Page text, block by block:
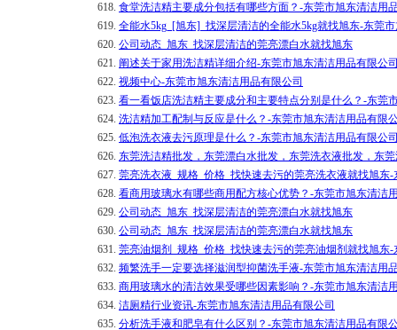
618. 食堂洗洁精主要成分包括有哪些方面？-东莞市旭东清洁用
619. 全能水5kg_[旭东]_找深层清洁的全能水5kg就找旭东-东莞
620. 公司动态_旭东_找深层清洁的莞亮漂白水就找旭东
621. 阐述关于家用洗洁精详细介绍-东莞市旭东清洁用品有限公
622. 视频中心-东莞市旭东清洁用品有限公司
623. 看一看饭店洗洁精主要成分和主要特点分别是什么？-东莞
624. 洗洁精加工配制与反应是什么？-东莞市旭东清洁用品有限
625. 低泡洗衣液去污原理是什么？-东莞市旭东清洁用品有限公
626. 东莞洗洁精批发，东莞漂白水批发，东莞洗衣液批发，东
627. 莞亮洗衣液_规格_价格_找快速去污的莞亮洗衣液就找旭东
628. 看商用玻璃水有哪些商用配方核心优势？-东莞市旭东清洁
629. 公司动态_旭东_找深层清洁的莞亮漂白水就找旭东
630. 公司动态_旭东_找深层清洁的莞亮漂白水就找旭东
631. 莞亮油烟剂_规格_价格_找快速去污的莞亮油烟剂就找旭东
632. 频繁洗手一定要选择滋润型抑菌洗手液-东莞市旭东清洁用
633. 商用玻璃水的清洁效果受哪些因素影响？-东莞市旭东清洁
634. 洁厕精行业资讯-东莞市旭东清洁用品有限公司
635. 分析洗手液和肥皂有什么区别？-东莞市旭东清洁用品有限